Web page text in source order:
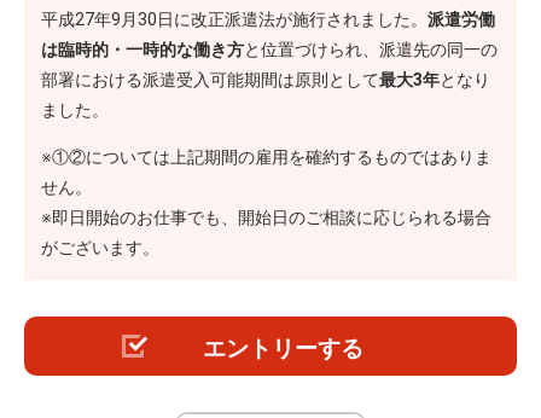
平成27年9月30日に改正派遣法が施行されました。 派遣労働
は臨時的・一時的な働き方と位置づけられ、派遣先の同一の
部署における派遣受入可能期間は原則として最大3年となり
ました。
※①②については上記期間の雇用を確約するものではありま
せん。
※即日開始のお仕事でも、開始日のご相談に応じられる場合
がございます。
エントリーする